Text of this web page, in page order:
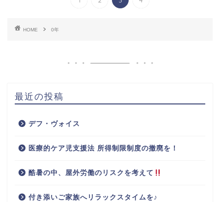
HOME 0年
最近の投稿
デフ・ヴォイス
医療的ケア児支援法 所得制限制度の撤廃を！
酷暑の中、屋外労働のリスクを考えて
付き添いご家族へリラックスタイムを♪